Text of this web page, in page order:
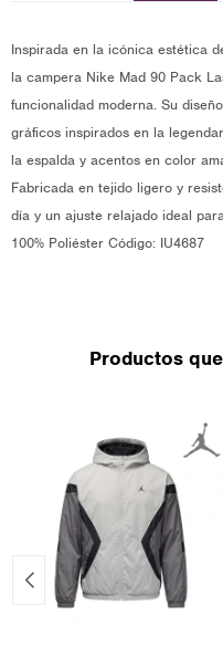
Inspirada en la icónica estética
la campera Nike Mad 90 Pack
funcionalidad moderna. Su
gráficos inspirados en la
la espalda y acentos en color
Fabricada en tejido ligero y
día y un ajuste relajado ideal
100% Poliéster Código: IU4687
Productos